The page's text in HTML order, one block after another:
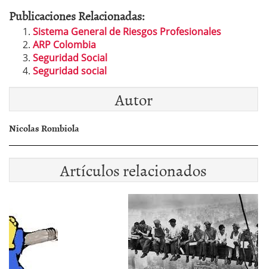
Publicaciones Relacionadas:
Sistema General de Riesgos Profesionales
ARP Colombia
Seguridad Social
Seguridad social
Autor
Nicolas Rombiola
Artículos relacionados